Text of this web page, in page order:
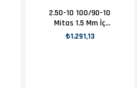
2.50-10 100/90-10
Mitas 1.5 Mm İç
Lastik
₺1.291,13